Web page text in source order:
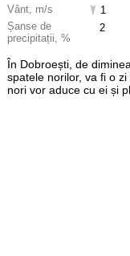
Vânt, m/s
Șanse de
precipitații, %
1
2
În Dobroești, de
spatele norilor, va fi o
nori vor aduce cu ei și